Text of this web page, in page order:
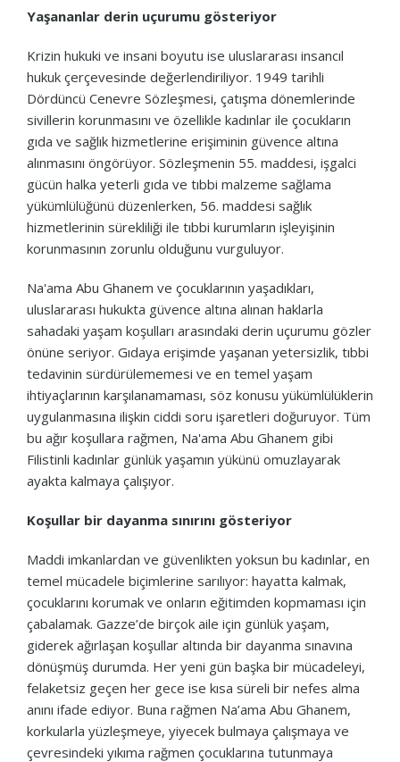
Yaşananlar derin uçurumu gösteriyor
Krizin hukuki ve insani boyutu ise uluslararası insancıl
hukuk çerçevesinde değerlendiriliyor. 1949 tarihli
Dördüncü Cenevre Sözleşmesi, çatışma dönemlerinde
sivillerin korunmasını ve özellikle kadınlar ile çocukların
gıda ve sağlık hizmetlerine erişiminin güvence altına
alınmasını öngörüyor. Sözleşmenin 55. maddesi, işgalci
gücün halka yeterli gıda ve tıbbi malzeme sağlama
yükümlülüğünü düzenlerken, 56. maddesi sağlık
hizmetlerinin sürekliliği ile tıbbi kurumların işleyişinin
korunmasının zorunlu olduğunu vurguluyor.
Na'ama Abu Ghanem ve çocuklarının yaşadıkları,
uluslararası hukukta güvence altına alınan haklarla
sahadaki yaşam koşulları arasındaki derin uçurumu gözler
önüne seriyor. Gıdaya erişimde yaşanan yetersizlik, tıbbi
tedavinin sürdürülememesi ve en temel yaşam
ihtiyaçlarının karşılanamaması, söz konusu yükümlülüklerin
uygulanmasına ilişkin ciddi soru işaretleri doğuruyor. Tüm
bu ağır koşullara rağmen, Na'ama Abu Ghanem gibi
Filistinli kadınlar günlük yaşamın yükünü omuzlayarak
ayakta kalmaya çalışıyor.
Koşullar bir dayanma sınırını gösteriyor
Maddi imkanlardan ve güvenlikten yoksun bu kadınlar, en
temel mücadele biçimlerine sarılıyor: hayatta kalmak,
çocuklarını korumak ve onların eğitimden kopmaması için
çabalamak. Gazze’de birçok aile için günlük yaşam,
giderek ağırlaşan koşullar altında bir dayanma sınavına
dönüşmüş durumda. Her yeni gün başka bir mücadeleyi,
felaketsiz geçen her gece ise kısa süreli bir nefes alma
anını ifade ediyor. Buna rağmen Na’ama Abu Ghanem,
korkularla yüzleşmeye, yiyecek bulmaya çalışmaya ve
çevresindeki yıkıma rağmen çocuklarına tutunmaya